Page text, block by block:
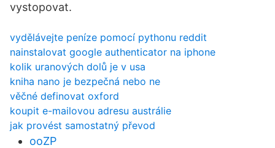
vystopovat.
vydělávejte peníze pomocí pythonu reddit
nainstalovat google authenticator na iphone
kolik uranových dolů je v usa
kniha nano je bezpečná nebo ne
věčné definovat oxford
koupit e-mailovou adresu austrálie
jak provést samostatný převod
ooZP